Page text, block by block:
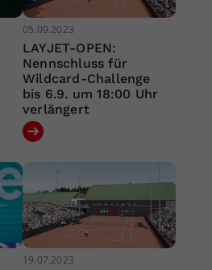
05.09.2023
LAYJET-OPEN:
Nennschluss für
Wildcard-Challenge
bis 6.9. um 18:00 Uhr
verlängert
19.07.2023